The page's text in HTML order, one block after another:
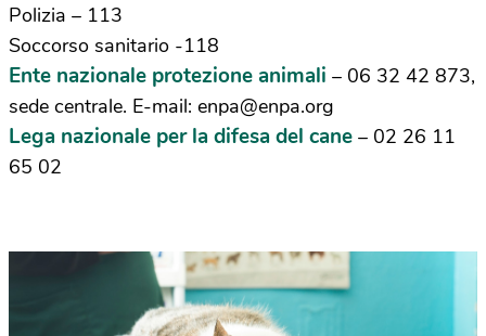
Polizia – 113
Soccorso sanitario -118
Ente nazionale protezione animali – 06 32 42 873,
sede centrale. E-mail: enpa@enpa.org
Lega nazionale per la difesa del cane – 02 26 11
65 02